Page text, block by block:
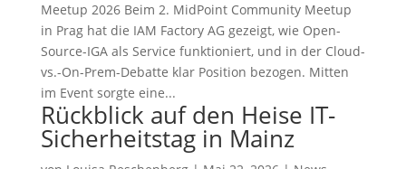
Meetup 2026 Beim 2. MidPoint Community Meetup
in Prag hat die IAM Factory AG gezeigt, wie Open-
Source-IGA als Service funktioniert, und in der Cloud-
vs.-On-Prem-Debatte klar Position bezogen. Mitten
im Event sorgte eine...
Rückblick auf den Heise IT-
Sicherheitstag in Mainz